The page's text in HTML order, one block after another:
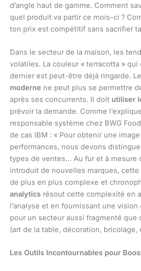
d’angle haut de gamme. Comment
quel produit va partir ce mois-ci ?
ton prix est compétitif sans sacrifier
Dans le secteur de la maison, les
volatiles. La couleur « terracotta » qui
dernier est peut-être déjà ringarde. Le
moderne ne peut plus se permettre
après ses concurrents. Il doit utiliser
prévoir la demande. Comme
responsable système chez BWG
de cas IBM : « Pour obtenir une
performances, nous devons
types de ventes… Au fur et à mesure
introduit de nouvelles marques,
de plus en plus complexe et
analytics résout cette complexité en
l’analyse et en fournissant une
pour un secteur aussi fragmenté que
(art de la table, décoration, bricolage,
Les Outils Incontournables pour